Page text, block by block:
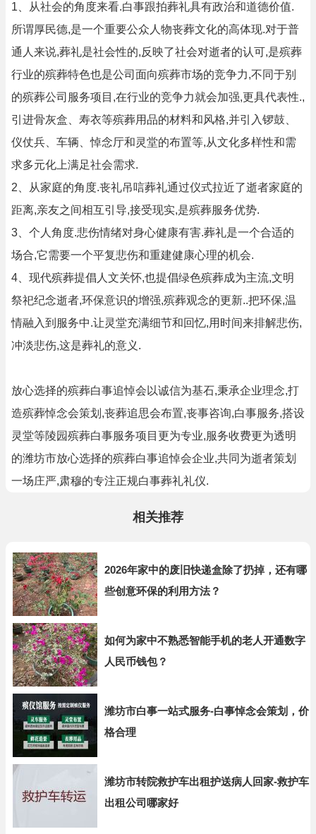
1、从社会的角度来看.白事跟拍葬礼具有政治和道德价值.
所谓厚民德,是一个重要公众人物丧葬文化的高体现.对于普
通人来说,葬礼是社会性的,反映了社会对逝者的认可,是殡葬
行业的殡葬特色也是公司面向殡葬市场的竞争力,不同于别
的殡葬公司服务项目,在行业的竞争力就会加强,更具代表性.,
引进骨灰盒、寿衣等殡葬用品的材料和风格,并引入锣鼓、
仪仗兵、车辆、悼念厅和灵堂的布置等,从文化多样性和需
求多元化上满足社会需求.
2、从家庭的角度.丧礼吊唁葬礼通过仪式拉近了逝者家庭的
距离,亲友之间相互引导,接受现实,是殡葬服务优势.
3、个人角度.悲伤情绪对身心健康有害.葬礼是一个合适的
场合,它需要一个平复悲伤和重建健康心理的机会.
4、现代殡葬提倡人文关怀,也提倡绿色殡葬成为主流,文明
祭祀纪念逝者,环保意识的增强,殡葬观念的更新..把环保,温
情融入到服务中.让灵堂充满细节和回忆,用时间来排解悲伤,
冲淡悲伤,这是葬礼的意义.
放心选择的殡葬白事追悼会以诚信为基石,秉承企业理念,打
造殡葬悼念会策划,丧葬追思会布置,丧事咨询,白事服务,搭设
灵堂等陵园殡葬白事服务项目更为专业,服务收费更为透明
的潍坊市放心选择的殡葬白事追悼会企业,共同为逝者策划
一场庄严,肃穆的专注正规白事葬礼礼仪.
相关推荐
2026年家中的废旧快递盒除了扔掉，还有哪
些创意环保的利用方法？
如何为家中不熟悉智能手机的老人开通数字
人民币钱包？
潍坊市白事一站式服务-白事悼念会策划，价
格合理
潍坊市转院救护车出租护送病人回家-救护车
出租公司哪家好